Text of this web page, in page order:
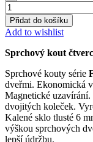
Přidat do košíku
Add to wishlist
Sprchový kout
Sprchové kouty série
dveřmi. Ekonomická
Magnetické
dvojitých koleček.
Kalené sklo tlusté 6
výškou sprchových
lepší údržbu.